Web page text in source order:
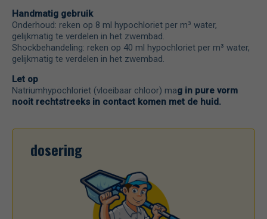
Handmatig gebruik
Onderhoud: reken op 8 ml hypochloriet per m³ water,
gelijkmatig te verdelen in het zwembad.
Shockbehandeling: reken op 40 ml hypochloriet per m³ water,
gelijkmatig te verdelen in het zwembad.
Let op
Natriumhypochloriet (vloeibaar chloor) mag in pure vorm
nooit rechtstreeks in contact komen met de huid.
dosering